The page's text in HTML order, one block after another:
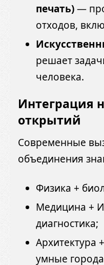
печать)—
отходов,
решает
человека.
Интеграция
открытий
Современные
объединения
Физика +
Медицина +
диагностика;
Архитектура
умные